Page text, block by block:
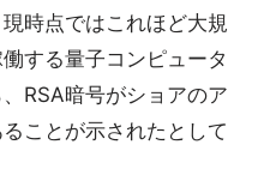
時点ではこれほど大規
する量子コンピュータ
RSA暗号がショアのア
ことが示されたとして